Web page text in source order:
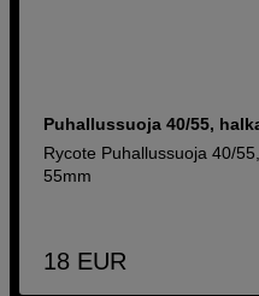
Puhallussuoja 40/55,
Rycote Puhallussuoja 40/
55mm
18 EUR